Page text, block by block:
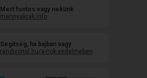
Mert fontos vagy nekünk
mehnyakrak.info
Segítség, ha bajban vagy
randivonal.hu/a-nok-vedelmeben